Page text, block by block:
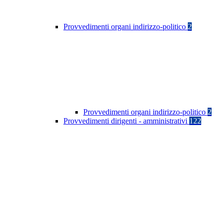
Provvedimenti organi indirizzo-politico 2
Provvedimenti organi indirizzo-politico 2
Provvedimenti dirigenti - amministrativi 122